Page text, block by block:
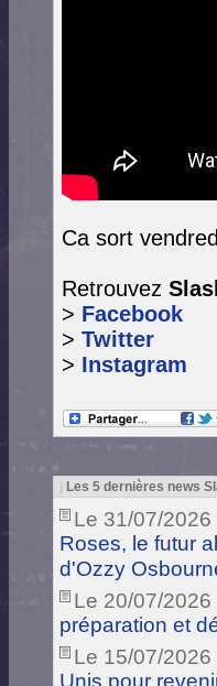
Ca sort
Retrouvez
> Facebook
> Twitter
> Instagram
Les 5 dernières news
Le 31/07/2026
Roses, le futur
d'Ozzy
Le 20/07/2026
préparation et
Le 15/07/2026